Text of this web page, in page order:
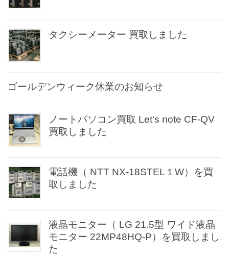
タクシーメーター 買取しました
ゴールデンウィーク休業のお知らせ
ノートパソコン買取 Let‘s note CF-QV
買取しました
電話機（ NTT NX-18STEL１W）を買
取しました
液晶モニター（ LG 21.5型 ワイド液晶
モニター 22MP48HQ-P）を買取しまし
た